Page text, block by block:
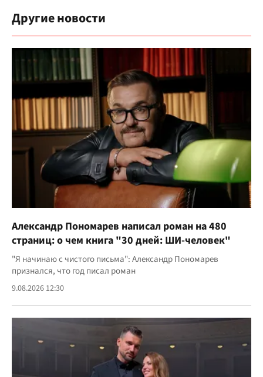
Другие новости
Александр Пономарев написал роман на 480
страниц: о чем книга "30 дней: ШИ-человек"
"Я начинаю с чистого письма": Александр Пономарев
признался, что год писал роман
9.08.2026 12:30